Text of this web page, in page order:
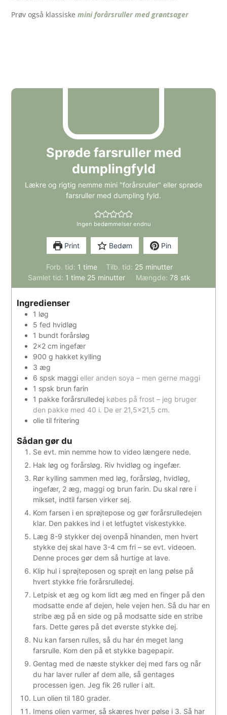
Prøv også klassiskemini forårsruller med grøntsager
Sprøde farsruller med
dumplingfyld
Lækre og rigtig nemme mini "forårsruller" eller sprøde
farsruller med dumpling fyld.
Ingen bedømmelser endnu
Print Bedøm Pin
Forb. tid: 1 time
time Tilb. tid: 25minutter
minutter
Samlet tid: 1 time
time 25 minutter
minutter Mængde: 78 stk
Ingredienser
1 løg
5 fed hvidløg
1 bundt forårsløg
2×2 cm ingefær
900 g hakket kylling
3 æg
6 spsk maggi eller anden soya – men gerne maggi
1 spsk brun farin
1 pakke forårsrulledej købes på frost – jeg bruger
den pakke med 40 i. De er 21,5×21,5 cm.
olie til fritering
Sådan gør du
Se evt. min nemme how to video længere nede.
Hak løg og forårsløg. Riv hvidløg og ingefær.
Rør kylling sammen med løg, forårsløg, hvidløg,
ingefær, 2 æg, maggi og brun farin. Du skal røre i
mikset, indtil farsen virker sej.
Kom farsen i en sprøjtepose og gør forårsrulledejen
klar. Den pakkes ind i et letfugtet viskestykke.
Læg 8-9 stykker dej ovenpå hinanden, men hvert
stykke dej skal have 3-4 cm fri – se evt. videoen.
Denne proces gør dem så hurtige at lave.
Klip hul i sprøjteposen og sprøjt en lang pølse på
hvert stykke frie forårsrulledej.
Letpisk et æg og kom lidt æg med en finger på den
modsatte ende af dejen, hele vejen hen. Så du har en
stribe æg på en side og på modsatte side en stribe
fars. Dette gøres på det øverste stykke dej.
Nu kan farsen rulles, så du har én meget lang
farsrulle. Kom den på et stykke bagepapir.
Gentag med de næste stykker dej med fars og når
du har laver ruller af dem alle, så gentages
processen igen. Jeg fik 26 ruller i alt.
Lun olien til 180 grader.
Imens olien varmer, så skæres hver pølse i 3. Så har